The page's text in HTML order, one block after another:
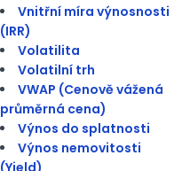
Vnitřní míra výnosnosti
(IRR)
Volatilita
Volatilní trh
VWAP (Cenově vážená
průměrná cena)
Výnos do splatnosti
Výnos nemovitosti
(Yield)